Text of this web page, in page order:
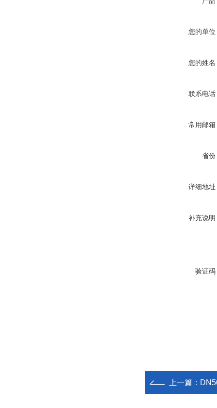
您的单位
您的姓名
联系电话
常用邮箱
省份
详细地址
补充说明
验证码
上一篇：